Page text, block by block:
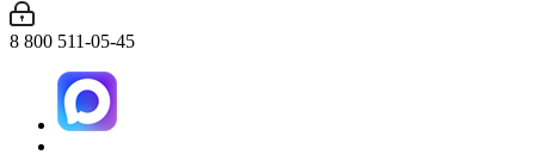
8 800 511-05-45